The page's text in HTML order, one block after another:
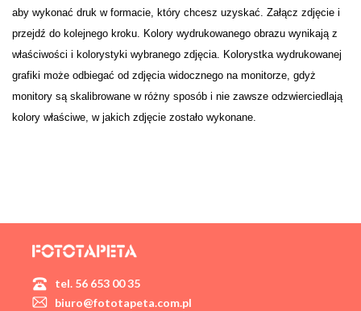
aby wykonać druk w formacie, który chcesz uzyskać. Załącz zdjęcie i
przejdź do kolejnego kroku. Kolory wydrukowanego obrazu wynikają z
właściwości i kolorystyki wybranego zdjęcia. Kolorystka wydrukowanej
grafiki może odbiegać od zdjęcia widocznego na monitorze, gdyż
monitory są skalibrowane w różny sposób i nie zawsze odzwierciedlają
kolory właściwe, w jakich zdjęcie zostało wykonane.
tel. 56 653 00 35
biuro@fototapeta.com.pl